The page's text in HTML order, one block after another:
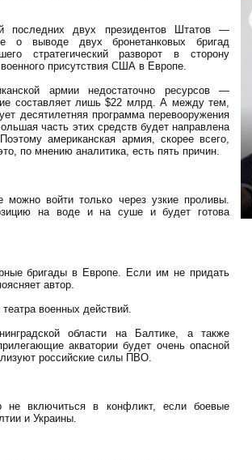
последних двух президентов Штатов —
о выводе двух бронетанковых бригад
стратегический разворот в сторону
присутствия США в Европе.
армии недостаточно ресурсов —
составляет лишь $22 млрд. А между тем,
десятилетняя программа перевооружения
часть этих средств будет направлена
американская армия, скорее всего,
по мнению аналитика, есть пять причин.
войти только через узкие проливы.
на воде и на суше и будет готова
бригады в Европе. Если им не придать
автор.
военных действий.
области на Балтике, а также
акватории будет очень опасной
российские силы ПВО.
не включиться в конфликт, если боевые
и Украины.